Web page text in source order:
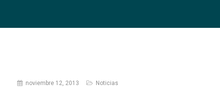
noviembre 12, 2013 Noticias